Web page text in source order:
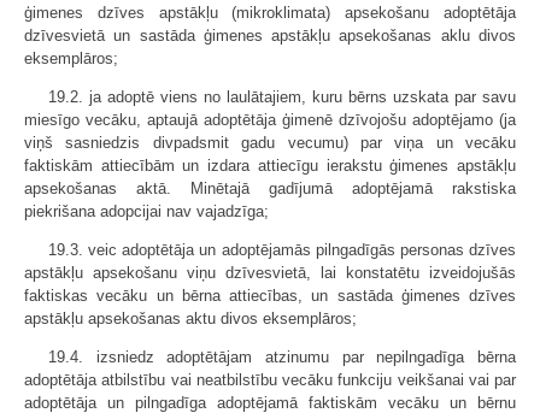
ģimenes dzīves apstākļu (mikroklimata) apsekošanu adoptētāja
dzīvesvietā un sastāda ģimenes apstākļu apsekošanas aklu divos
eksemplāros;
19.2. ja adoptē viens no laulātajiem, kuru bērns uzskata par savu
miesīgo vecāku, aptaujā adoptētāja ģimenē dzīvojošu adoptējamo (ja
viņš sasniedzis divpadsmit gadu vecumu) par viņa un vecāku
faktiskām attiecībām un izdara attiecīgu ierakstu ģimenes apstākļu
apsekošanas aktā. Minētajā gadījumā adoptējamā rakstiska
piekrišana adopcijai nav vajadzīga;
19.3. veic adoptētāja un adoptējamās pilngadīgās personas dzīves
apstākļu apsekošanu viņu dzīvesvietā, lai konstatētu izveidojušās
faktiskas vecāku un bērna attiecības, un sastāda ģimenes dzīves
apstākļu apsekošanas aktu divos eksemplāros;
19.4. izsniedz adoptētājam atzinumu par nepilngadīga bērna
adoptētāja atbilstību vai neatbilstību vecāku funkciju veikšanai vai par
adoptētāja un pilngadīga adoptējamā faktiskām vecāku un bērnu